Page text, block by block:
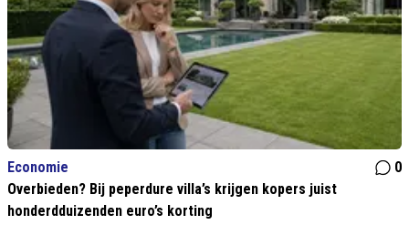
Economie
0
Overbieden? Bij peperdure villa’s krijgen kopers juist
honderdduizenden euro’s korting